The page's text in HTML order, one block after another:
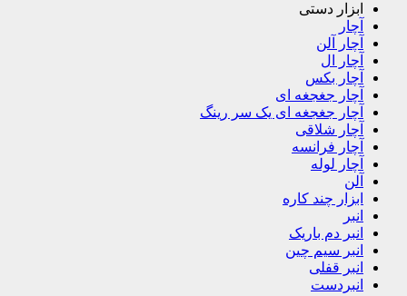
ابزار دستی
آچار
آچار آلن
آچار ال
آچار بکس
آچار جغجغه ای
آچار جغجغه ای یک سر رینگ
آچار شلاقی
آچار فرانسه
آچار لوله
آلن
ابزار چند کاره
انبر
انبر دم باریک
انبر سیم چین
انبر قفلی
انبردست